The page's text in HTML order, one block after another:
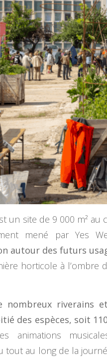
un site de 9 000 m²
mené par Yes
autour des futurs
horticole à l’ombre
nombreux riverains
des espèces, soit
animations
tout au long de la